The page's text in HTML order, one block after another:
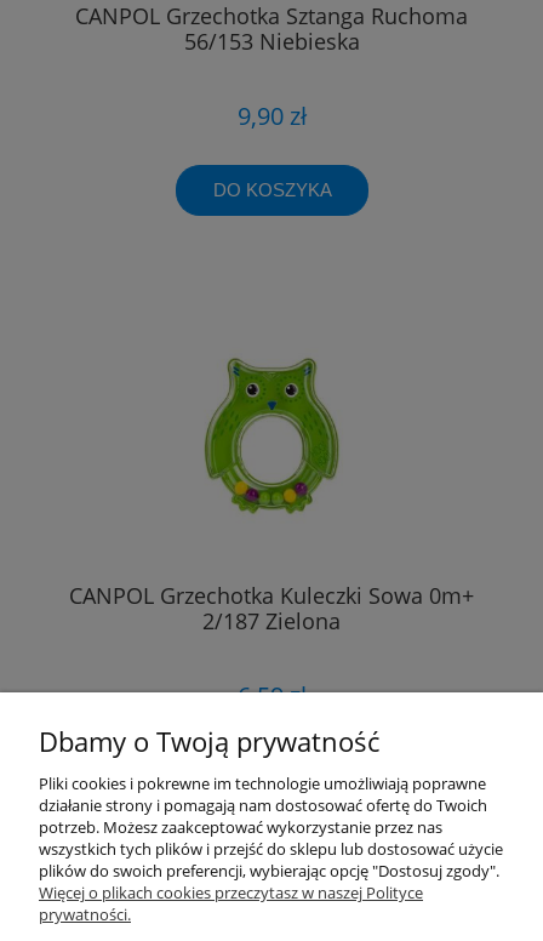
CANPOL Grzechotka Sztanga Ruchoma
56/153 Niebieska
9,90 zł
DO KOSZYKA
CANPOL Grzechotka Kuleczki Sowa 0m+
2/187 Zielona
6,59 zł
« 1 2 »
Dbamy o Twoją prywatność
Pliki cookies i pokrewne im technologie umożliwiają poprawne
działanie strony i pomagają nam dostosować ofertę do Twoich
potrzeb. Możesz zaakceptować wykorzystanie przez nas
wszystkich tych plików i przejść do sklepu lub dostosować użycie
plików do swoich preferencji, wybierając opcję "Dostosuj zgody".
Więcej o plikach cookies przeczytasz w naszej Polityce
prywatności.